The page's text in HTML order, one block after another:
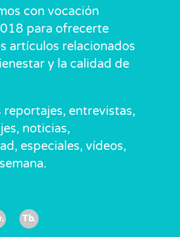
con vocación
para ofrecerte
artículos relacionados
y la calidad de
reportajes, entrevistas,
noticias,
especiales, vídeos,
Tb.